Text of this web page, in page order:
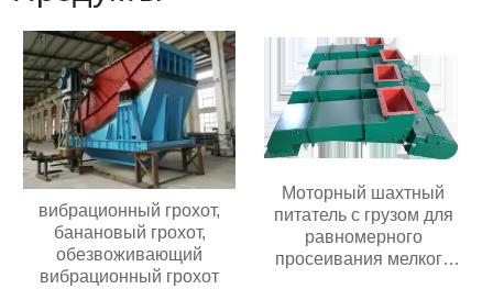
вибрационный грохот,
банановый грохот,
обезвоживающий
вибрационный грохот
Моторный шахтный
питатель с грузом для
равномерного
просеивания мелкого